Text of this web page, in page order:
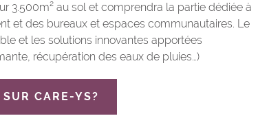
3.500m² au sol et comprendra la partie dédiée à
et des bureaux et espaces communautaires. Le
et les solutions innovantes apportées
récupération des eaux de pluies…)
CARE-YS?